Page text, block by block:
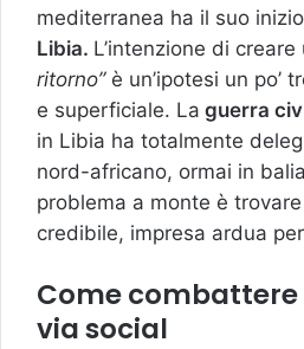
mediterranea ha il suo
Libia. L’intenzione di creare
ritorno”è un’ipotesi un po’
e superficiale. La guerra
in Libia ha totalmente
nord-africano, ormai in
problema a monte è
credibile, impresa ardua
Come
via social